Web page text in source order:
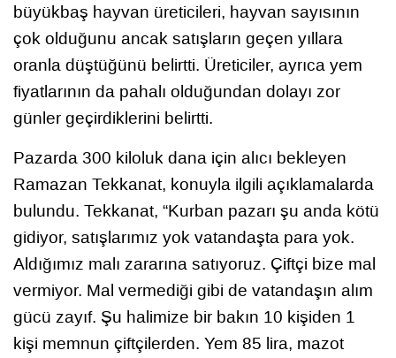
büyükbaş hayvan üreticileri, hayvan sayısının
çok olduğunu ancak satışların geçen yıllara
oranla düştüğünü belirtti. Üreticiler, ayrıca yem
fiyatlarının da pahalı olduğundan dolayı zor
günler geçirdiklerini belirtti.
Pazarda 300 kiloluk dana için alıcı bekleyen
Ramazan Tekkanat, konuyla ilgili açıklamalarda
bulundu. Tekkanat, “Kurban pazarı şu anda kötü
gidiyor, satışlarımız yok vatandaşta para yok.
Aldığımız malı zararına satıyoruz. Çiftçi bize mal
vermiyor. Mal vermediği gibi de vatandaşın alım
gücü zayıf. Şu halimize bir bakın 10 kişiden 1
kişi memnun çiftçilerden. Yem 85 lira, mazot